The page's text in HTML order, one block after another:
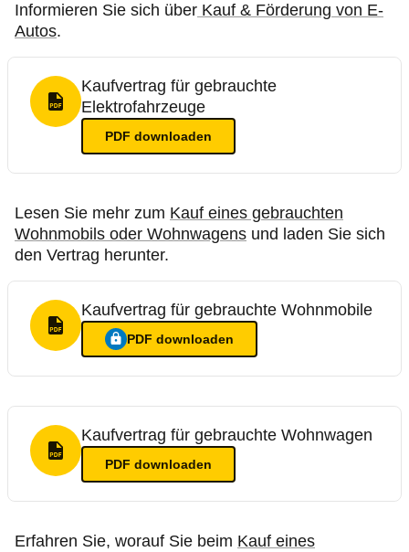
Informieren Sie sich über Kauf & Förderung von E-
Autos.
PDF Format
Kaufvertrag für gebrauchte
Elektrofahrzeuge
PDF downloaden
Lesen Sie mehr zum Kauf eines gebrauchten
Wohnmobils oder Wohnwagens und laden Sie sich
den Vertrag herunter.
PDF Format
Kaufvertrag für gebrauchte Wohnmobile
Ein Login ist nötig für
PDF downloaden
Kaufvertrag für gebrauchte
PDF Format
Kaufvertrag für gebrauchte Wohnwagen
PDF downloaden
Erfahren Sie, worauf Sie beim Kauf eines